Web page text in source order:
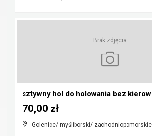
Brak zdjęcia
Golenice/ myśliborski/ zachodniopomorskie
70,00 zł